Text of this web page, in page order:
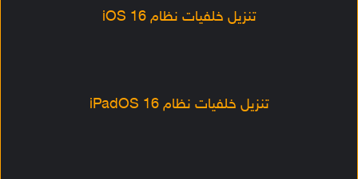
تنزيل خلفيات نظام iOS 16
تنزيل خلفيات نظام iPadOS 16